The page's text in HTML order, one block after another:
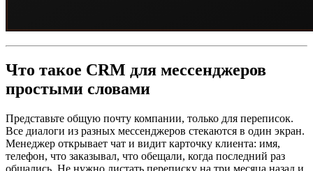
Что такое CRM для мессенджеров
простыми словами
Представьте общую почту компании, только для переписок.
Все диалоги из разных мессенджеров стекаются в один экран.
Менеджер открывает чат и видит карточку клиента: имя,
телефон, что заказывал, что обещали, когда последний раз
общались. Не нужно листать переписку на три месяца назад и